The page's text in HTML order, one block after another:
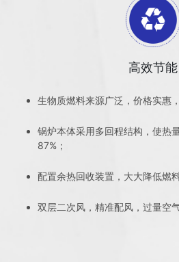
高效节能
生物质燃料来源广泛，价格实惠
锅炉本体采用多回程结构，使热
87%；
配置余热回收装置，大大降低燃
双层二次风，精准配风，过量空